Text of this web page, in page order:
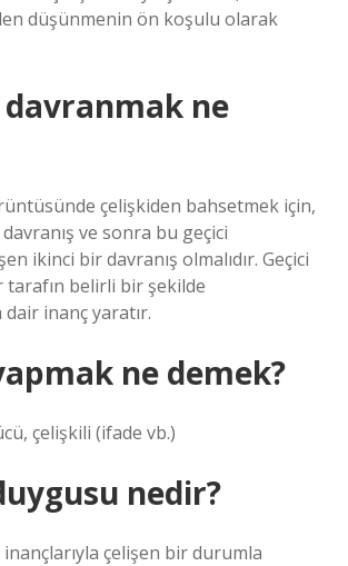
düşünmenin ön koşulu olarak
ne
çelişkiden bahsetmek için,
ve sonra bu geçici
ikinci bir davranış olmalıdır. Geçici
tarafın belirli bir şekilde
dair inanç yaratır.
ne demek?
çelişkili (ifade vb.)
nedir?
çelişen bir durumla